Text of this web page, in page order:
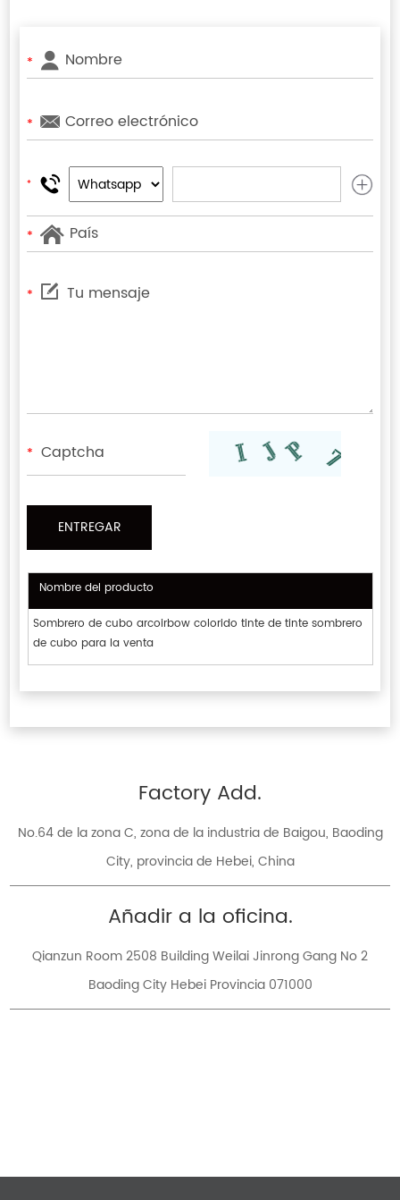
*
*
*
*
*
*
Nombre del producto
Sombrero de cubo arcoirbow colorido tinte de tinte sombrero
de cubo para la venta
Factory Add.
No.64 de la zona C, zona de la industria de Baigou, Baoding
City, provincia de Hebei, China
Añadir a la oficina.
Qianzun Room 2508 Building Weilai Jinrong Gang No 2
Baoding City Hebei Provincia 071000